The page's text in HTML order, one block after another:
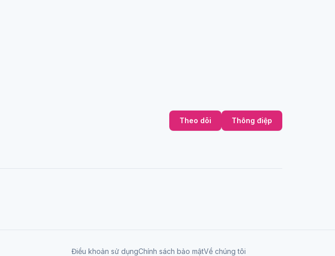
Theo dõi Thông điệp
Điều khoản sử dụngChính sách bảo mậtVề chúng tôi